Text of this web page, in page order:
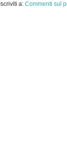
Iscriviti a: Commenti sul